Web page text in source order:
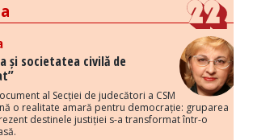
și societatea civilă de
al Secției de judecători a CSM
o realitate amară pentru democrație: gruparea
destinele justiției s-a transformat într-o